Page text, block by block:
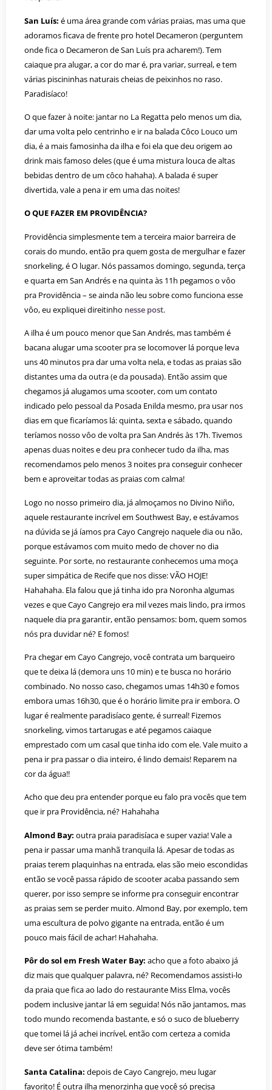
San Luís: é uma área grande com várias praias, mas uma que
adoramos ficava de frente pro hotel Decameron (perguntem
onde fica o Decameron de San Luís pra acharem!). Tem
caiaque pra alugar, a cor do mar é, pra variar, surreal, e tem
várias piscininhas naturais cheias de peixinhos no raso.
Paradisíaco!
O que fazer à noite: jantar no La Regatta pelo menos um dia,
dar uma volta pelo centrinho e ir na balada Côco Louco um
dia, é a mais famosinha da ilha e foi ela que deu origem ao
drink mais famoso deles (que é uma mistura louca de altas
bebidas dentro de um côco hahaha). A balada é super
divertida, vale a pena ir em uma das noites!
O QUE FAZER EM PROVIDÊNCIA?
Providência simplesmente tem a terceira maior barreira de
corais do mundo, então pra quem gosta de mergulhar e fazer
snorkeling, é O lugar. Nós passamos domingo, segunda, terça
e quarta em San Andrés e na quinta às 11h pegamos o vôo
pra Providência – se ainda não leu sobre como funciona esse
vôo, eu expliquei direitinho nesse post.
A ilha é um pouco menor que San Andrés, mas também é
bacana alugar uma scooter pra se locomover lá porque leva
uns 40 minutos pra dar uma volta nela, e todas as praias são
distantes uma da outra (e da pousada). Então assim que
chegamos já alugamos uma scooter, com um contato
indicado pelo pessoal da Posada Enilda mesmo, pra usar nos
dias em que ficaríamos lá: quinta, sexta e sábado, quando
teríamos nosso vôo de volta pra San Andrés às 17h. Tivemos
apenas duas noites e deu pra conhecer tudo da ilha, mas
recomendamos pelo menos 3 noites pra conseguir conhecer
bem e aproveitar todas as praias com calma!
Logo no nosso primeiro dia, já almoçamos no Divino Niño,
aquele restaurante incrível em Southwest Bay, e estávamos
na dúvida se já íamos pra Cayo Cangrejo naquele dia ou não,
porque estávamos com muito medo de chover no dia
seguinte. Por sorte, no restaurante conhecemos uma moça
super simpática de Recife que nos disse: VÃO HOJE!
Hahahaha. Ela falou que já tinha ido pra Noronha algumas
vezes e que Cayo Cangrejo era mil vezes mais lindo, pra irmos
naquele dia pra garantir, então pensamos: bom, quem somos
nós pra duvidar né? E fomos!
Pra chegar em Cayo Cangrejo, você contrata um barqueiro
que te deixa lá (demora uns 10 min) e te busca no horário
combinado. No nosso caso, chegamos umas 14h30 e fomos
embora umas 16h30, que é o horário limite pra ir embora. O
lugar é realmente paradisíaco gente, é surreal! Fizemos
snorkeling, vimos tartarugas e até pegamos caiaque
emprestado com um casal que tinha ido com ele. Vale muito a
pena ir pra passar o dia inteiro, é lindo demais! Reparem na
cor da água!!
Acho que deu pra entender porque eu falo pra vocês que tem
que ir pra Providência, né? Hahahaha
Almond Bay: outra praia paradisíaca e super vazia! Vale a
pena ir passar uma manhã tranquila lá. Apesar de todas as
praias terem plaquinhas na entrada, elas são meio escondidas
então se você passa rápido de scooter acaba passando sem
querer, por isso sempre se informe pra conseguir encontrar
as praias sem se perder muito. Almond Bay, por exemplo, tem
uma escultura de polvo gigante na entrada, então é um
pouco mais fácil de achar! Hahahaha.
Pôr do sol em Fresh Water Bay: acho que a foto abaixo já
diz mais que qualquer palavra, né? Recomendamos assisti-lo
da praia que fica ao lado do restaurante Miss Elma, vocês
podem inclusive jantar lá em seguida! Nós não jantamos, mas
todo mundo recomenda bastante, e só o suco de blueberry
que tomei lá já achei incrível, então com certeza a comida
deve ser ótima também!
Santa Catalina: depois de Cayo Cangrejo, meu lugar
favorito! É outra ilha menorzinha que você só precisa